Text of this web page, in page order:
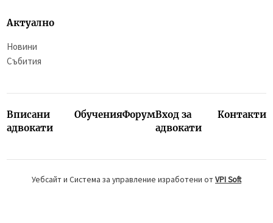
Актуално
Новини
Събития
Вписани
адвокати
ОбученияФорумВход за
адвокати
Контакти
Уебсайт и Система за управление изработени отVPI Soft